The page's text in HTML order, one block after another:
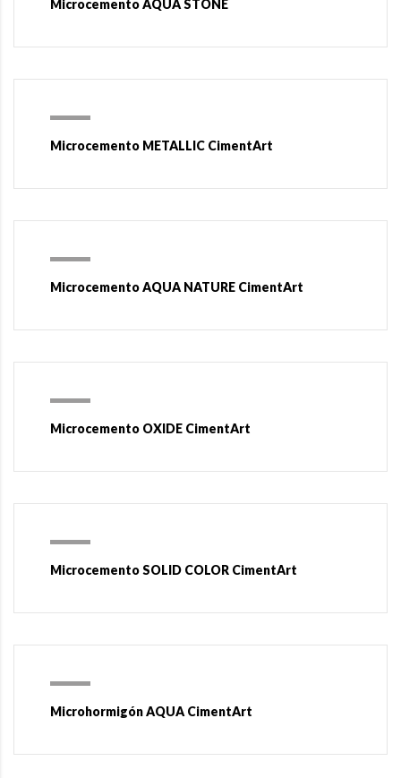
Microcemento AQUA STONE
Microcemento METALLIC CimentArt
Microcemento AQUA NATURE CimentArt
Microcemento OXIDE CimentArt
Microcemento SOLID COLOR CimentArt
Microhormigón AQUA CimentArt